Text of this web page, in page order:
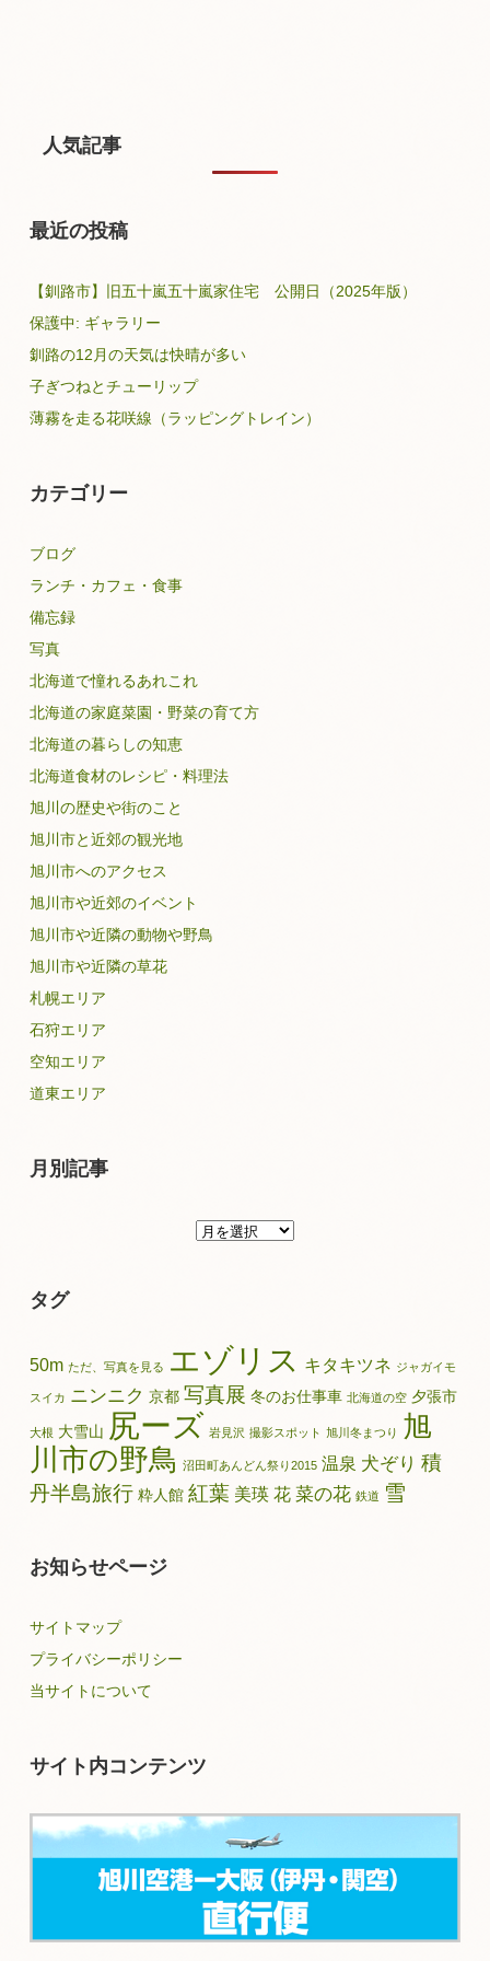
人気記事
最近の投稿
【釧路市】旧五十嵐五十嵐家住宅 公開日（2025年版）
保護中: ギャラリー
釧路の12月の天気は快晴が多い
子ぎつねとチューリップ
薄霧を走る花咲線（ラッピングトレイン）
カテゴリー
ブログ
ランチ・カフェ・食事
備忘録
写真
北海道で憧れるあれこれ
北海道の家庭菜園・野菜の育て方
北海道の暮らしの知恵
北海道食材のレシピ・料理法
旭川の歴史や街のこと
旭川市と近郊の観光地
旭川市へのアクセス
旭川市や近郊のイベント
旭川市や近隣の動物や野鳥
旭川市や近隣の草花
札幌エリア
石狩エリア
空知エリア
道東エリア
月別記事
月
タグ
50m ただ、写真を見る エゾリス キタキツネ ジャガイモ
スイカ ニンニク 京都 写真展 冬のお仕事車 北海道の空 夕張市
大根 大雪山 尻ーズ 岩見沢 撮影スポット 旭川冬まつり 旭
川市の野鳥 沼田町あんどん祭り2015 温泉 犬ぞり 積
丹半島旅行 粋人館 紅葉 美瑛 花 菜の花 鉄道 雪
お知らせページ
サイトマップ
プライバシーポリシー
当サイトについて
サイト内コンテンツ